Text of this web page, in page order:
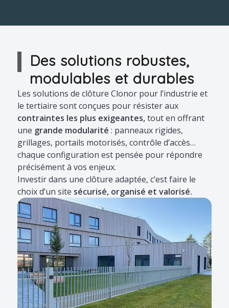
Des solutions robustes,
modulables et durables
Les solutions de clôture Clonor pour l’industrie et
le tertiaire sont conçues pour résister aux
contraintes les plus exigeantes,tout en offrant
une grande modularité : panneaux rigides,
grillages, portails motorisés, contrôle d’accès…
chaque configuration est pensée pour répondre
précisément à vos enjeux.
Investir dans une clôture adaptée, c’est faire le
choix d’un site sécurisé, organisé et valorisé.